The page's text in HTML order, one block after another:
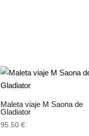
Maleta viaje M Saona de
Gladiator
95.50€